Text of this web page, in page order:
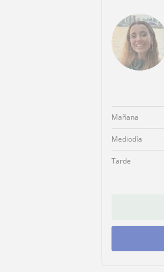
Mañana
Mediodía
Tarde